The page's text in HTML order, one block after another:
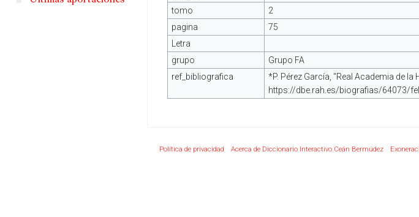
tomo
2
pagina
75
Letra
grupo
Grupo FA
ref_bibliografica
*P. Pérez García, "Real Academia de
https://dbe.rah.es/biografias/64073/
Política de privacidad Acerca de Diccionario Interactivo Ceán Bermúdez